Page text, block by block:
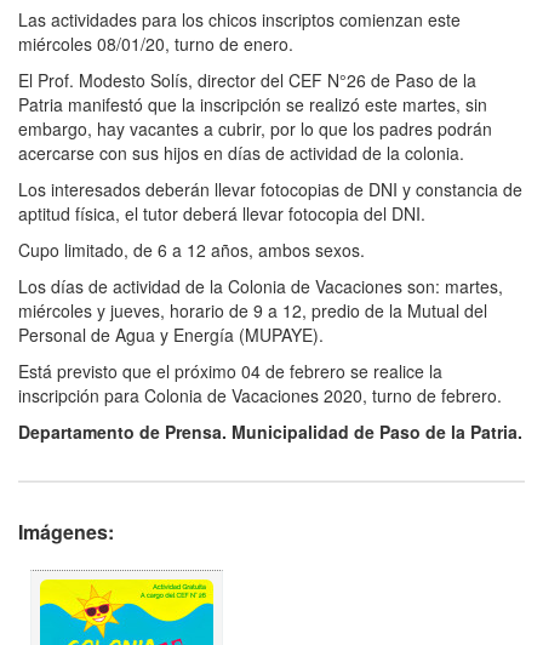
Las actividades para los chicos inscriptos comienzan este
miércoles 08/01/20, turno de enero.
El Prof. Modesto Solís, director del CEF N°26 de Paso de la
Patria manifestó que la inscripción se realizó este martes, sin
embargo, hay vacantes a cubrir, por lo que los padres podrán
acercarse con sus hijos en días de actividad de la colonia.
Los interesados deberán llevar fotocopias de DNI y constancia de
aptitud física, el tutor deberá llevar fotocopia del DNI.
Cupo limitado, de 6 a 12 años, ambos sexos.
Los días de actividad de la Colonia de Vacaciones son: martes,
miércoles y jueves, horario de 9 a 12, predio de la Mutual del
Personal de Agua y Energía (MUPAYE).
Está previsto que el próximo 04 de febrero se realice la
inscripción para Colonia de Vacaciones 2020, turno de febrero.
Departamento de Prensa. Municipalidad de Paso de la Patria.
Imágenes: